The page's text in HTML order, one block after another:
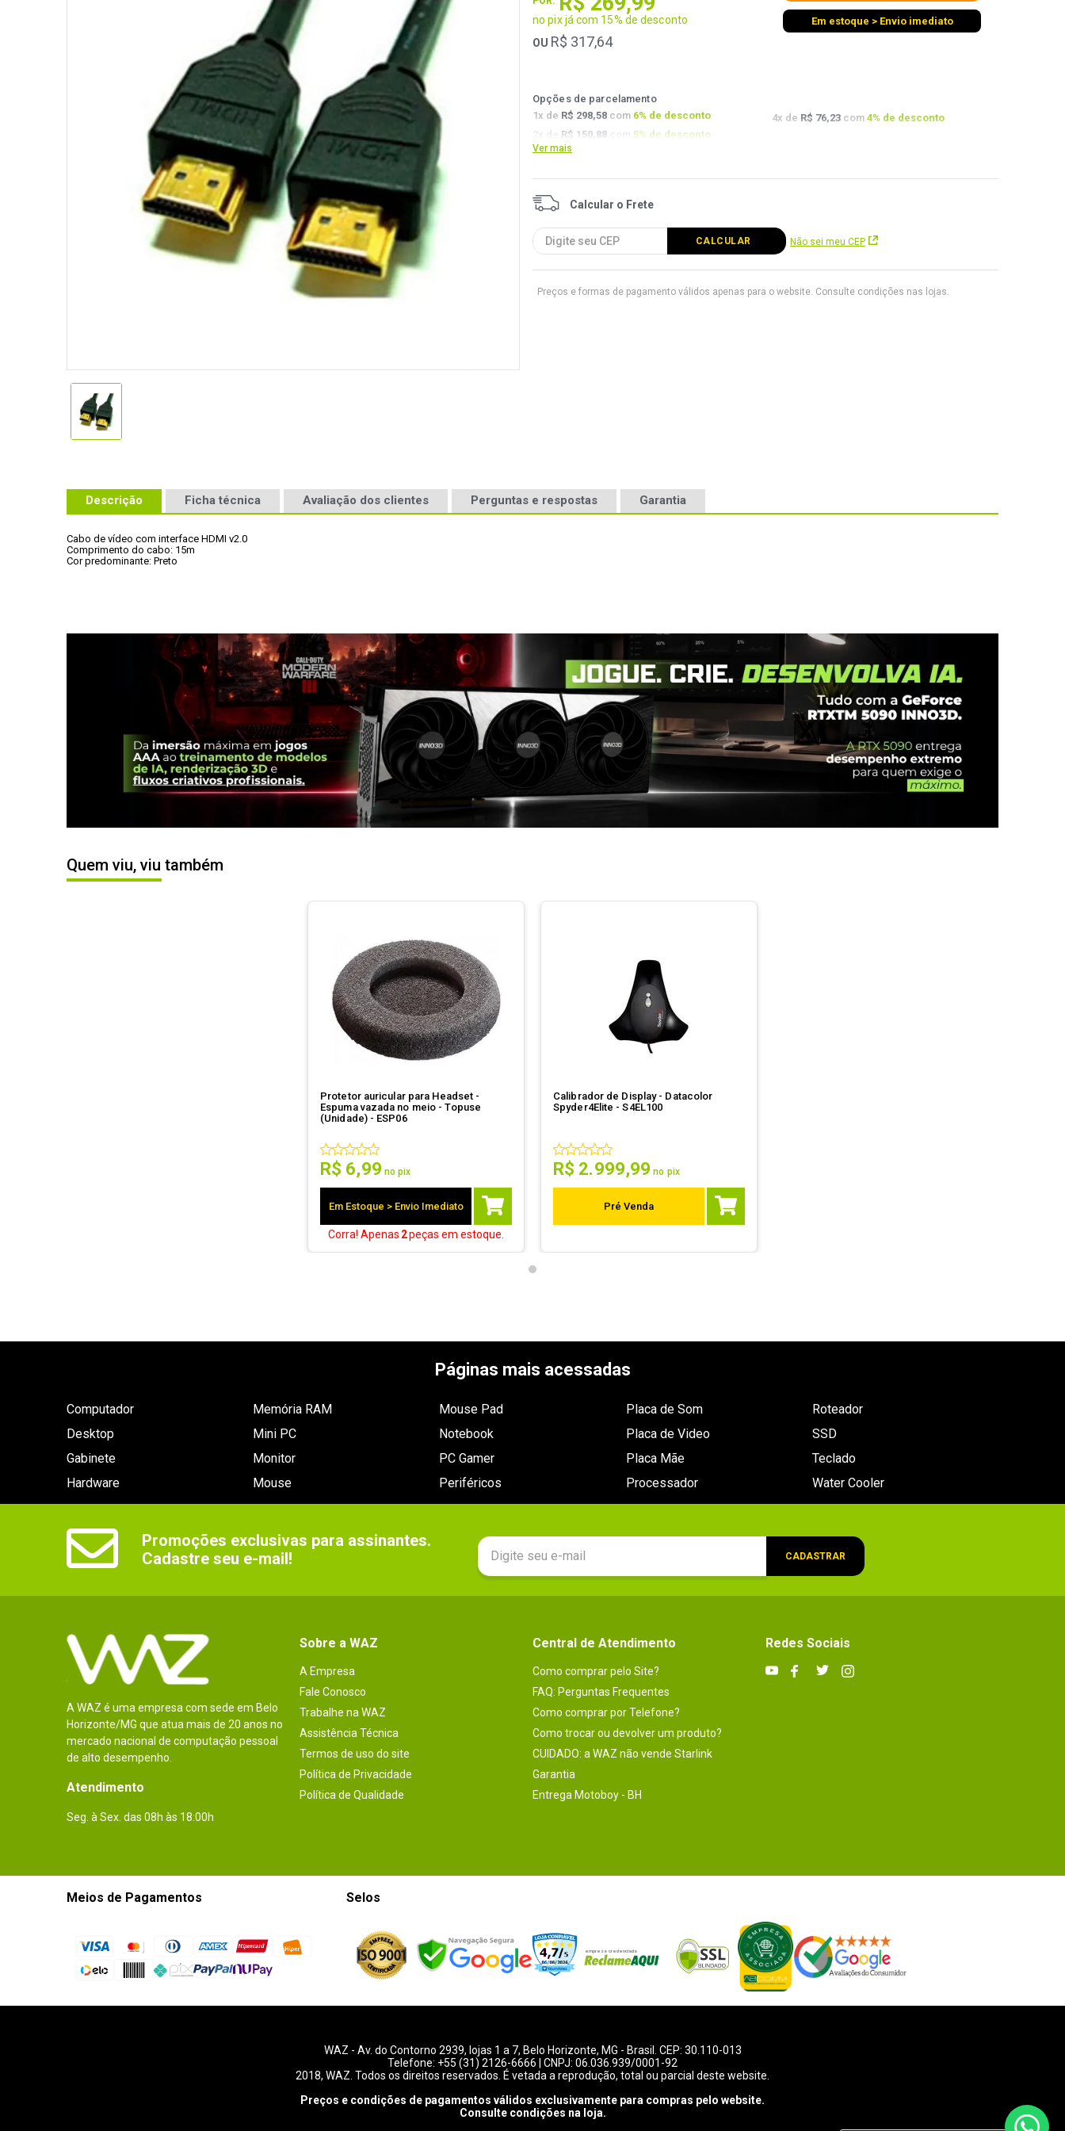
no pix já com 15% de desconto
OU R$ 317,64
Em estoque > Envio imediato
Opções de parcelamento
1x de R$ 298,58 com 6% de desconto
2
R$ 150,88 5% de desconto
4x de R$ 76,23 com 4% de desconto
Ver mais
Não sei meu CEP
Preços e formas de pagamento válidos apenas para o website. Consulte condições nas lojas.
Descrição Ficha técnica Avaliação dos clientes Perguntas e respostas Garantia
Cabo de vídeo com interface HDMI v2.0
Comprimento do cabo: 15m
Cor predominante: Preto
Quem viu, viu também
Protetor auricular para Headset -
Espuma vazada no meio - Topuse
(Unidade) - ESP06
R$ 6,99 no pix
Em Estoque > Envio Imediato
Corra! Apenas 2peças em estoque.
Calibrador de Display - Datacolor
Spyder4Elite - S4EL100
R$ 2.999,99 no pix
Pré Venda
Páginas mais acessadas
Computador
Desktop
Gabinete
Hardware
Memória RAM
Mini PC
Monitor
Mouse
Mouse Pad
Notebook
PC Gamer
Periféricos
Placa de Som
Placa de Video
Placa Mãe
Processador
Roteador
SSD
Teclado
Water Cooler
Promoções exclusivas para assinantes.
Cadastre seu e-mail!
CADASTRAR
A WAZ é uma empresa com sede em Belo
Horizonte/MG que atua mais de 20 anos no
mercado nacional de computação pessoal
de alto desempenho.
Atendimento
Seg. à Sex. das 08h às 18:00h
Sobre a WAZ
A Empresa
Fale Conosco
Trabalhe na WAZ
Assistência Técnica
Termos de uso do site
Política de Privacidade
Política de Qualidade
Central de Atendimento
Como comprar pelo Site?
FAQ: Perguntas Frequentes
Como comprar por Telefone?
Como trocar ou devolver um produto?
CUIDADO: a WAZ não vende Starlink
Garantia
Entrega Motoboy - BH
Redes Sociais
Meios de Pagamentos Selos
WAZ - Av. do Contorno 2939, lojas 1 a 7, Belo Horizonte, MG - Brasil. CEP: 30.110-013
Telefone: +55 (31) 2126-6666 | CNPJ: 06.036.939/0001-92
2018, WAZ. Todos os direitos reservados. É vetada a reprodução, total ou parcial deste website.
Preços e condições de pagamentos válidos exclusivamente para compras pelo website.
Consulte condições na loja.
fractal